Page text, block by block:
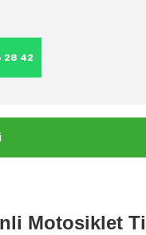
28 42
Motosiklet